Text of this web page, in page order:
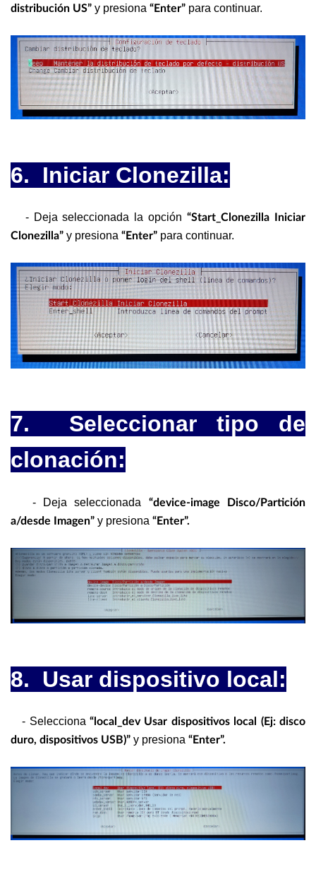
distribución US” y presiona “Enter” para continuar.
6. Iniciar Clonezilla:
- Deja seleccionada la opción“Start_Clonezilla Iniciar
Clonezilla” y presiona “Enter” para continuar.
7. Seleccionar tipo de
clonación:
- Deja seleccionada “device-image Disco/Partición
a/desde Imagen” y presiona “Enter”.
8. Usar dispositivo local:
- Selecciona “local_dev Usar dispositivos local (Ej: disco
duro, dispositivos USB)” y presiona “Enter”.